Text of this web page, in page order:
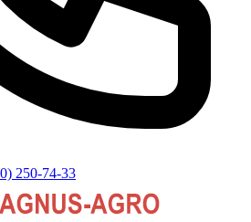
250-74-33